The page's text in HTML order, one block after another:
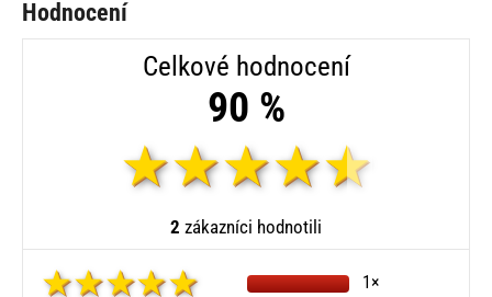
Hodnocení
Celkové hodnocení
90 %
2 zákazníci hodnotili
1×